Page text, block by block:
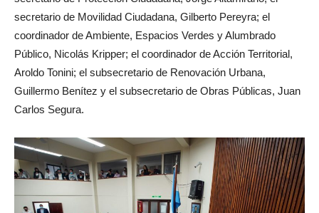
secretario de Movilidad Ciudadana, Gilberto Pereyra; el
coordinador de Ambiente, Espacios Verdes y Alumbrado
Público, Nicolás Kripper; el coordinador de Acción Territorial,
Aroldo Tonini; el subsecretario de Renovación Urbana,
Guillermo Benítez y el subsecretario de Obras Públicas, Juan
Carlos Segura.